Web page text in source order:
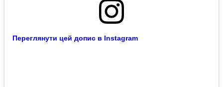
Переглянути цей допис в Instagram